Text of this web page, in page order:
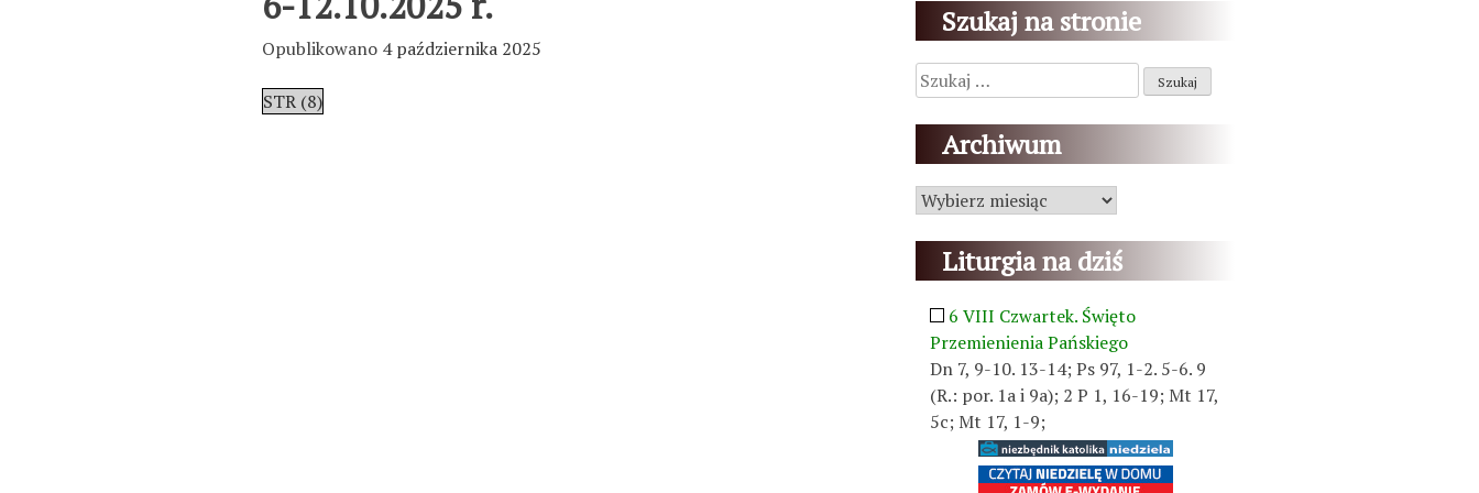
Opublikowano 4 października 2025
STR (8)
Szukaj na stronie
Szukaj:
Archiwum
Archiwum
Liturgia na dziś
6 VIII Czwartek. Święto
Przemienienia Pańskiego
Dn 7, 9-10. 13-14; Ps 97, 1-2. 5-6. 9
(R.: por. 1a i 9a); 2 P 1, 16-19; Mt 17,
5c; Mt 17, 1-9;